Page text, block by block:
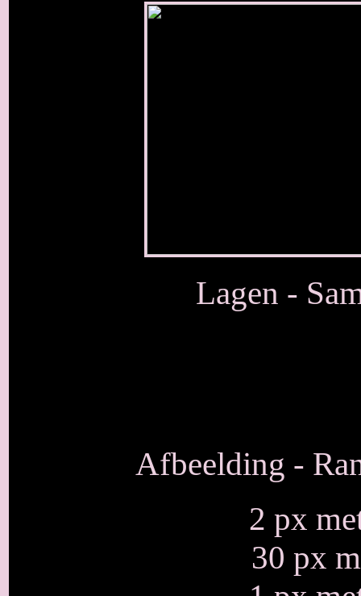
Lagen -
Afbeelding -
2 px
30 px